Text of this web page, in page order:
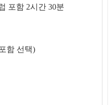
포함 2시간 30분
함 선택)